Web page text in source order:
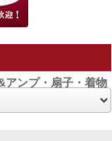
アンプ・扇子・着物